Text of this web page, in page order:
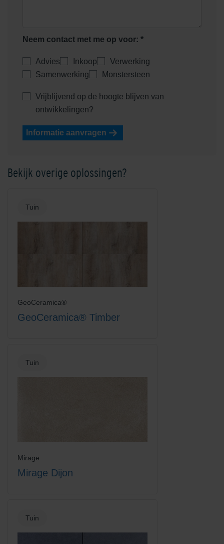
Neem contact met me op voor: *
Advies Inkoop
Verwerking
Samenwerking
Monstersteen
Vrijblijvend op de hoogte blijven van
ontwikkelingen?
Informatie aanvragen
Bekijk overige oplossingen?
Tuin
GeoCeramica®
GeoCeramica® Timber
Tuin
Mirage
Mirage Dijon
Tuin